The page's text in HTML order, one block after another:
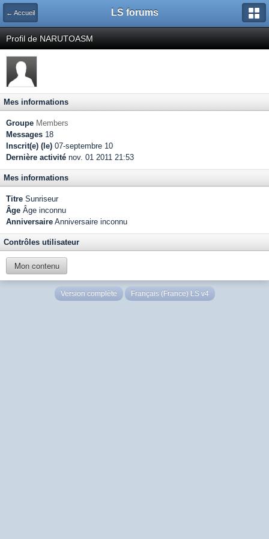
← Accueil LS forums
Profil de NARUTOASM
Mes informations
Groupe Members
Messages 18
Inscrit(e) (le) 07-septembre 10
Dernière activité nov. 01 2011 21:53
Mes informations
Titre Sunriseur
Âge Âge inconnu
Anniversaire Anniversaire inconnu
Contrôles utilisateur
Mon contenu
Version complète Français (France) LS v4